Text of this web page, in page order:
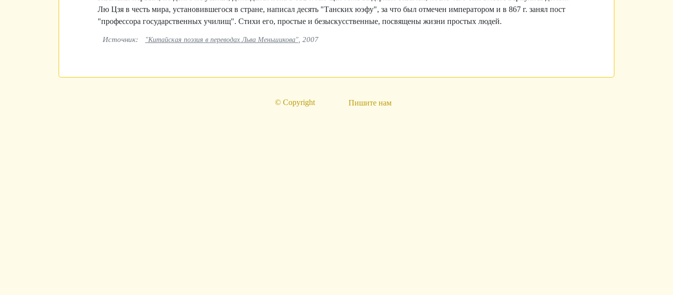
Лю Цзя в честь мира, установившегося в стране, написал десять "Танских юэфу", за что был отмечен императором и в 867 г. занял пост
"профессора государственных училищ". Стихи его, простые и безыскусственные, посвящены жизни простых людей.
Источник: "Китайская поэзия в переводах Льва Меньшикова", 2007
© Copyright Пишите нам